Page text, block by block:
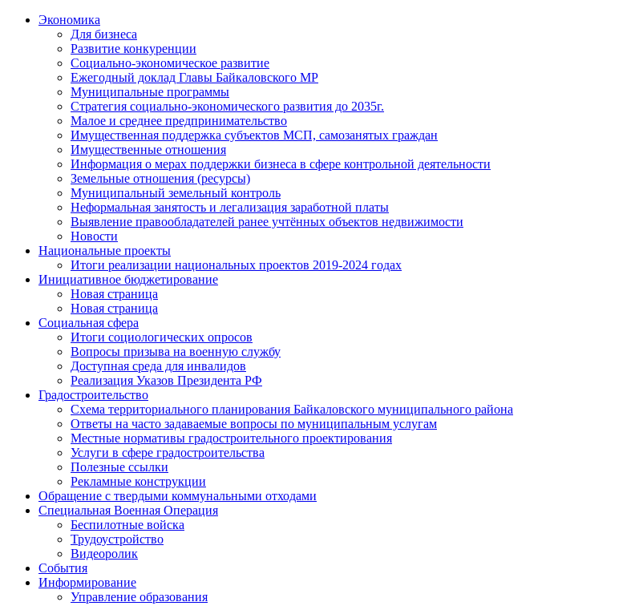
Экономика
Для бизнеса
Развитие конкуренции
Социально-экономическое развитие
Ежегодный доклад Главы Байкаловского МР
Муниципальные программы
Стратегия социально-экономического развития до 2035г.
Малое и среднее предпринимательство
Имущественная поддержка субъектов МСП, самозанятых граждан
Имущественные отношения
Информация о мерах поддержки бизнеса в сфере контрольной деятельности
Земельные отношения (ресурсы)
Муниципальный земельный контроль
Неформальная занятость и легализация заработной платы
Выявление правообладателей ранее учтённых объектов недвижимости
Новости
Национальные проекты
Итоги реализации национальных проектов 2019-2024 годах
Инициативное бюджетирование
Новая страница
Новая страница
Социальная сфера
Итоги социологических опросов
Вопросы призыва на военную службу
Доступная среда для инвалидов
Реализация Указов Президента РФ
Градостроительство
Схема территориального планирования Байкаловского муниципального района
Ответы на часто задаваемые вопросы по муниципальным услугам
Местные нормативы градостроительного проектирования
Услуги в сфере градостроительства
Полезные ссылки
Рекламные конструкции
Обращение с твердыми коммунальными отходами
Специальная Военная Операция
Беспилотные войска
Трудоустройство
Видеоролик
События
Информирование
Управление образования